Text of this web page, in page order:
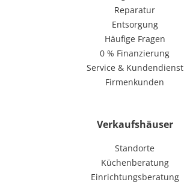
Reparatur
Entsorgung
Häufige Fragen
0 % Finanzierung
Service & Kundendienst
Firmenkunden
Verkaufshäuser
Standorte
Küchenberatung
Einrichtungsberatung